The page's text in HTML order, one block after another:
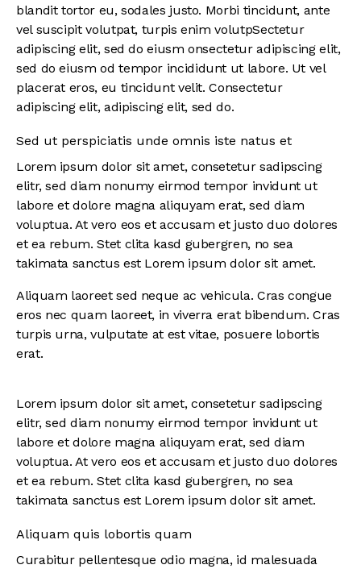
blandit tortor eu, sodales justo. Morbi tincidunt, ante
vel suscipit volutpat, turpis enim volutpSectetur
adipiscing elit, sed do eiusm onsectetur adipiscing elit,
sed do eiusm od tempor incididunt ut labore. Ut vel
placerat eros, eu tincidunt velit. Consectetur
adipiscing elit, adipiscing elit, sed do.
Sed ut perspiciatis unde omnis iste natus et
Lorem ipsum dolor sit amet, consetetur sadipscing
elitr, sed diam nonumy eirmod tempor invidunt ut
labore et dolore magna aliquyam erat, sed diam
voluptua. At vero eos et accusam et justo duo dolores
et ea rebum. Stet clita kasd gubergren, no sea
takimata sanctus est Lorem ipsum dolor sit amet.
Aliquam laoreet sed neque ac vehicula. Cras congue
eros nec quam laoreet, in viverra erat bibendum. Cras
turpis urna, vulputate at est vitae, posuere lobortis
erat.
Lorem ipsum dolor sit amet, consetetur sadipscing
elitr, sed diam nonumy eirmod tempor invidunt ut
labore et dolore magna aliquyam erat, sed diam
voluptua. At vero eos et accusam et justo duo dolores
et ea rebum. Stet clita kasd gubergren, no sea
takimata sanctus est Lorem ipsum dolor sit amet.
Aliquam quis lobortis quam
Curabitur pellentesque odio magna, id malesuada